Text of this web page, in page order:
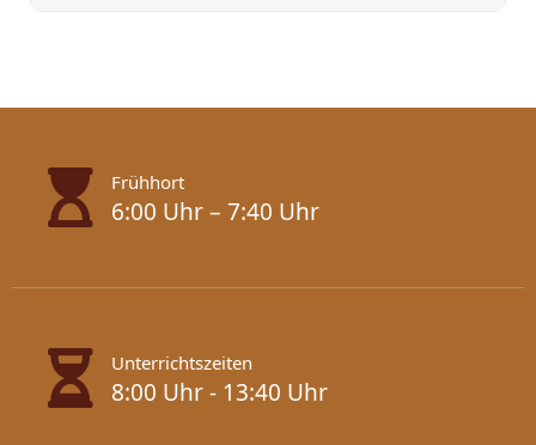
Frühhort
6:00 Uhr – 7:40 Uhr
Unterrichtszeiten
8:00 Uhr - 13:40 Uhr